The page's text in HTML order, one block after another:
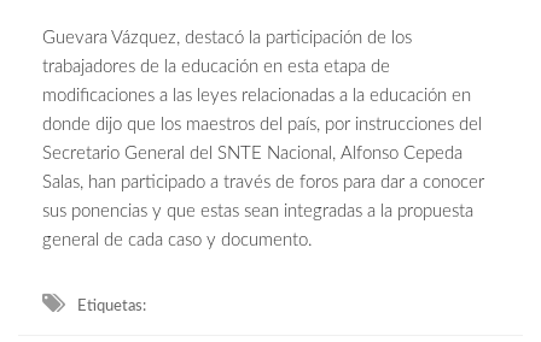
Guevara Vázquez, destacó la participación de los
trabajadores de la educación en esta etapa de
modificaciones a las leyes relacionadas a la educación en
donde dijo que los maestros del país, por instrucciones del
Secretario General del SNTE Nacional, Alfonso Cepeda
Salas, han participado a través de foros para dar a conocer
sus ponencias y que estas sean integradas a la propuesta
general de cada caso y documento.
Etiquetas: